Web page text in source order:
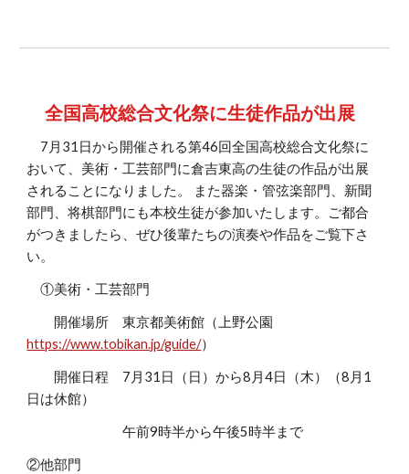
全国高校総合文化祭に生徒作品が出展
7月31日から開催される第46回全国高校総合文化祭に
おいて、美術・工芸部門に倉吉東高の生徒の作品が出展
されることになりました。 また器楽・管弦楽部門、新聞
部門、将棋部門にも本校生徒が参加いたします。ご都合
がつきましたら、ぜひ後輩たちの演奏や作品をご覧下さ
い。
①美術・工芸部門
開催場所 東京都美術館（上野公園
https://www.tobikan.jp/guide/）
開催日程 7月31日（日）から8月4日（木）（8月1
日は休館）
午前9時半から午後5時半まで
②他部門